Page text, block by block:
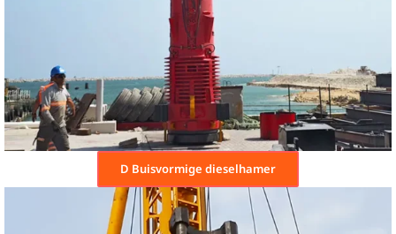
D Buisvormige dieselhamer